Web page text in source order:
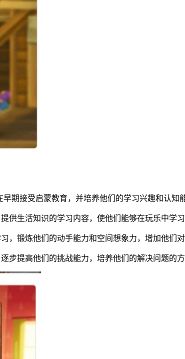
期接受启蒙教育，并培养他们的学习兴趣和认知
生活知识的学习内容，使他们能够在玩乐中学
锻炼他们的动手能力和空间想象力，增加他们对
提高他们的挑战能力，培养他们的解决问题的方